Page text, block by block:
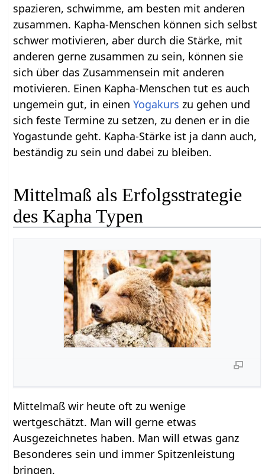
spazieren, schwimme, am besten mit anderen
zusammen. Kapha-Menschen können sich selbst
schwer motivieren, aber durch die Stärke, mit
anderen gerne zusammen zu sein, können sie
sich über das Zusammensein mit anderen
motivieren. Einen Kapha-Menschen tut es auch
ungemein gut, in einenYogakurs zu gehen und
sich feste Termine zu setzen, zu denen er in die
Yogastunde geht. Kapha-Stärke ist ja dann auch,
beständig zu sein und dabei zu bleiben.
Mittelmaß als Erfolgsstrategie
des Kapha Typen
Mittelmaß wir heute oft zu wenige
wertgeschätzt. Man will gerne etwas
Ausgezeichnetes haben. Man will etwas ganz
Besonderes sein und immer Spitzenleistung
bringen.